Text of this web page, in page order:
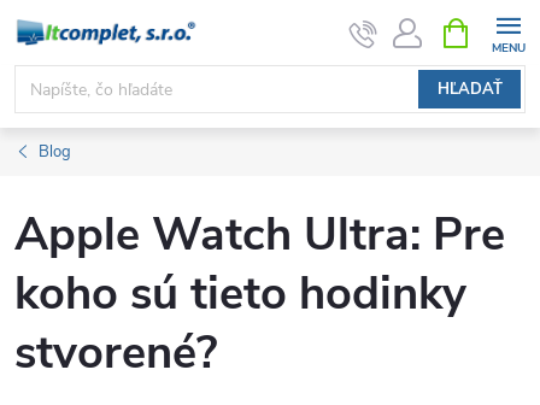
Prejsť
obsah
HĽADAŤ
KOŠÍK
Blog
Apple Watch Ultra: Pre
koho sú tieto hodinky
stvorené?